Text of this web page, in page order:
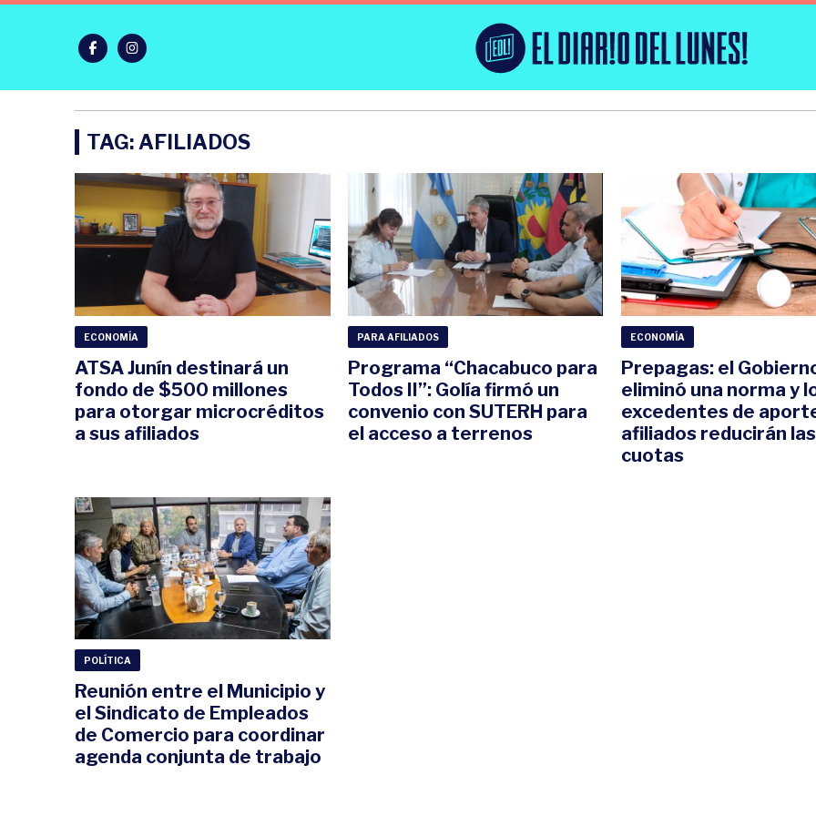
TAG: AFILIADOS
ECONOMÍA
ATSA Junín destinará un
fondo de $500 millones
para otorgar microcréditos
a sus afiliados
PARA AFILIADOS
Programa “Chacabuco para
Todos II”: Golía firmó un
convenio con SUTERH para
el acceso a terrenos
ECONOMÍA
Prepagas: el
eliminó una norma y
excedentes de
afiliados reducirán las
cuotas
POLÍTICA
Reunión entre el Municipio y
el Sindicato de Empleados
de Comercio para coordinar
agenda conjunta de trabajo